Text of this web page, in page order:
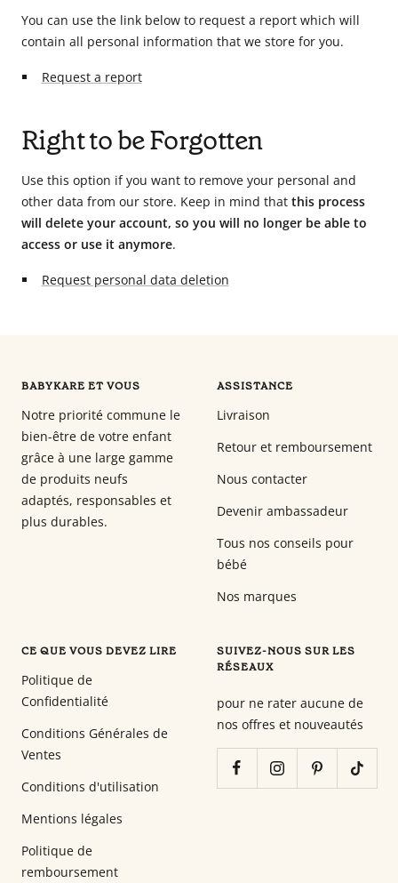
Papa.
Meilleurs
coussins
maternité
You can use the link below to request a report which will
contain all personal information that we store for you.
Request a report
Right to be Forgotten
Use this option if you want to remove your personal and
other data from our store. Keep in mind that this process
will delete your account, so you will no longer be able to
access or use it anymore.
Request personal data deletion
BABYKARE ET VOUS
Notre priorité commune le
bien-être de votre enfant
grâce à une large gamme
de produits neufs
adaptés, responsables et
plus durables.
ASSISTANCE
Livraison
Retour et remboursement
Nous contacter
Devenir ambassadeur
Tous nos conseils pour
bébé
Nos marques
CE QUE VOUS DEVEZ LIRE
Politique de
Confidentialité
Conditions Générales de
Ventes
Conditions d'utilisation
Mentions légales
Politique de
remboursement
SUIVEZ-NOUS SUR LES
RÉSEAUX
pour ne rater aucune de
nos offres et nouveautés